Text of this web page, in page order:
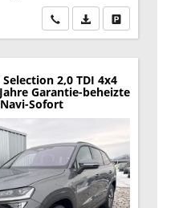
Wir rufen Sie an
PDF-Datei,Drucken,
Selection 2,0 TDI 4x4
Jahre Garantie-beheizte
Sofort